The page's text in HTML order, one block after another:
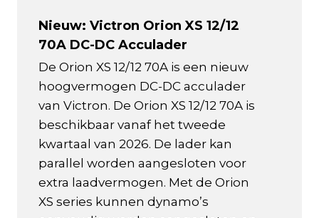
Nieuw: Victron Orion XS 12/12
70A DC-DC Acculader
De Orion XS 12/12 70A is een nieuw
hoogvermogen DC-DC acculader
van Victron. De Orion XS 12/12 70A is
beschikbaar vanaf het tweede
kwartaal van 2026. De lader kan
parallel worden aangesloten voor
extra laadvermogen. Met de Orion
XS series kunnen dynamo’s